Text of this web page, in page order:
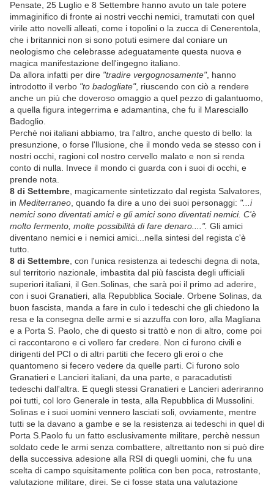
Pensate, 25 Luglio e 8 Settembre hanno avuto un tale potere
immaginifico di fronte ai nostri vecchi nemici, tramutati con quel
virile atto novelli alleati, come i topolini o la zucca di Cenerentola,
che i britannici non si sono potuti esimere dal coniare un
neologismo che celebrasse adeguatamente questa nuova e
magica manifestazione dell'ingegno italiano.
Da allora infatti per dire "tradire vergognosamente", hanno
introdotto il verbo "to badogliate", riuscendo con ciò a rendere
anche un più che doveroso omaggio a quel pezzo di galantuomo,
a quella figura integerrima e adamantina, che fu il Maresciallo
Badoglio.
Perchè noi italiani abbiamo, tra l'altro, anche questo di bello: la
presunzione, o forse l'llusione, che il mondo veda se stesso con i
nostri occhi, ragioni col nostro cervello malato e non si renda
conto di nulla. Invece il mondo ci guarda con i suoi di occhi, e
prende nota.
8 di Settembre , magicamente sintetizzato dal regista Salvatores,
in Mediterraneo , quando fa dire a uno dei suoi personaggi: "...i
nemici sono diventati amici e gli amici sono diventati nemici. C'è
molto fermento, molte possibilità di fare denaro....". Gli amici
diventano nemici e i nemici amici...nella sintesi del regista c'è
tutto.
8 di Settembre , con l'unica resistenza ai tedeschi degna di nota,
sul territorio nazionale, imbastita dal più fascista degli ufficiali
superiori italiani, il Gen.Solinas, che sarà poi il primo ad aderire,
con i suoi Granatieri, alla Repubblica Sociale. Orbene Solinas, da
buon fascista, manda a fare in culo i tedeschi che gli chiedono la
resa e la consegna delle armi e si azzuffa con loro, alla Magliana
e a Porta S. Paolo, che di questo si trattò e non di altro, come poi
ci raccontarono e ci vollero far credere. Non ci furono civili e
dirigenti del PCI o di altri partiti che fecero gli eroi o che
quantomeno si fecero vedere da quelle parti. Ci furono solo
Granatieri e Lancieri italiani, da una parte, e paracadutisti
tedeschi dall'altra. E quegli stessi Granatieri e Lancieri aderiranno
poi tutti, col loro Generale in testa, alla Repubblica di Mussolini.
Solinas e i suoi uomini vennero lasciati soli, ovviamente, mentre
tutti se la davano a gambe e se la resistenza ai tedeschi in quel di
Porta S.Paolo fu un fatto esclusivamente militare, perchè nessun
soldato cede le armi senza combattere, altrettanto non si può dire
della successiva adesione alla RSI di quegli uomini, che fu una
scelta di campo squisitamente politica con ben poca, retrostante,
valutazione militare, direi. Se ci fosse stata una valutazione